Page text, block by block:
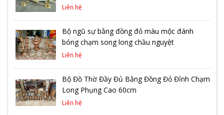
Liên hệ
Bộ ngũ sự bằng đồng đỏ màu mộc đánh
bóng chạm song long chầu nguyệt
Liên hệ
Bộ Đồ Thờ Đầy Đủ Bằng Đồng Đỏ Đỉnh Chạm
Long Phụng Cao 60cm
Liên hệ